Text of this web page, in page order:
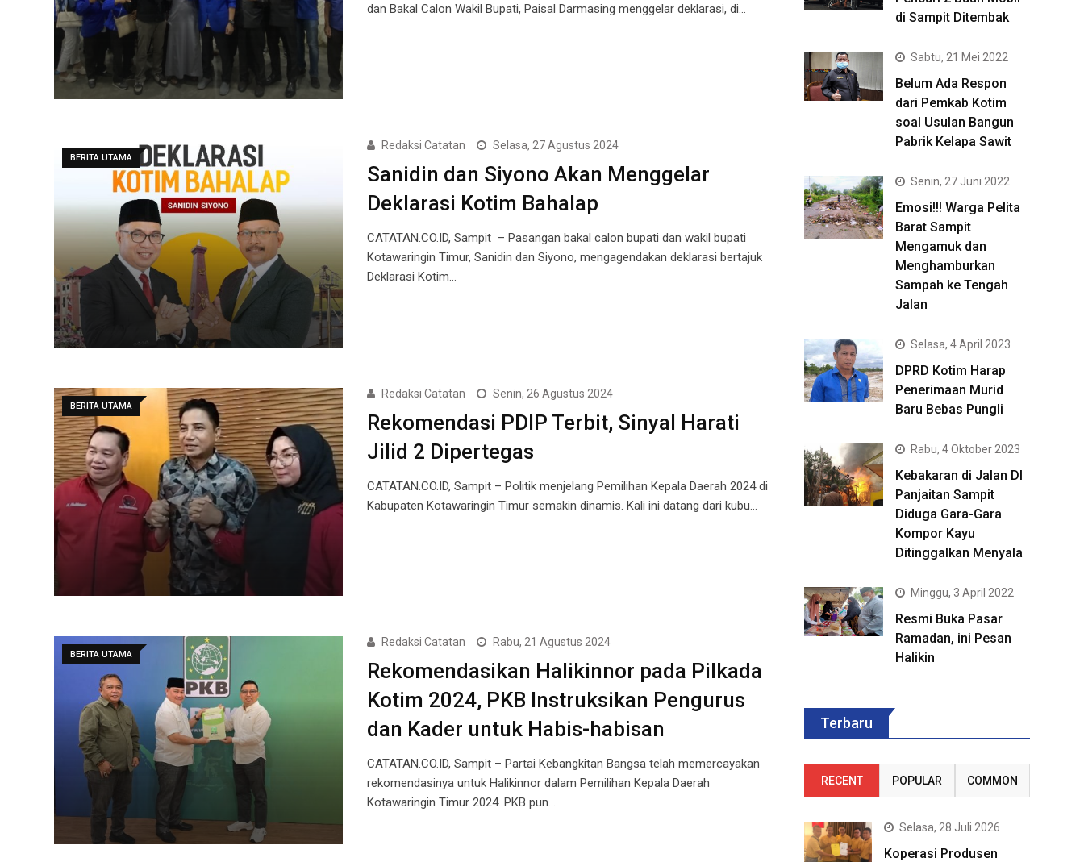
dan Bakal Calon Wakil Bupati, Paisal Darmasing menggelar deklarasi, di…
BERITA UTAMA
Redaksi Catatan Selasa, 27 Agustus 2024
Sanidin dan Siyono Akan Menggelar
Deklarasi Kotim Bahalap
CATATAN.CO.ID, Sampit – Pasangan bakal calon bupati dan wakil bupati
Kotawaringin Timur, Sanidin dan Siyono, mengagendakan deklarasi bertajuk
Deklarasi Kotim…
BERITA UTAMA
Redaksi Catatan Senin, 26 Agustus 2024
Rekomendasi PDIP Terbit, Sinyal Harati
Jilid 2 Dipertegas
CATATAN.CO.ID, Sampit – Politik menjelang Pemilihan Kepala Daerah 2024 di
Kabupaten Kotawaringin Timur semakin dinamis. Kali ini datang dari kubu…
BERITA UTAMA
Redaksi Catatan Rabu, 21 Agustus 2024
Rekomendasikan Halikinnor pada Pilkada
Kotim 2024, PKB Instruksikan Pengurus
dan Kader untuk Habis-habisan
CATATAN.CO.ID, Sampit – Partai Kebangkitan Bangsa telah memercayakan
rekomendasinya untuk Halikinnor dalam Pemilihan Kepala Daerah
Kotawaringin Timur 2024. PKB pun…
di Sampit Ditembak
Sabtu, 21 Mei 2022
Belum Ada Respon
dari Pemkab Kotim
soal Usulan Bangun
Pabrik Kelapa Sawit
Senin, 27 Juni 2022
Emosi!!! Warga Pelita
Barat Sampit
Mengamuk dan
Menghamburkan
Sampah ke Tengah
Jalan
Selasa, 4 April 2023
DPRD Kotim Harap
Penerimaan Murid
Baru Bebas Pungli
Rabu, 4 Oktober 2023
Kebakaran di Jalan DI
Panjaitan Sampit
Diduga Gara-Gara
Kompor Kayu
Ditinggalkan Menyala
Minggu, 3 April 2022
Resmi Buka Pasar
Ramadan, ini Pesan
Halikin
Terbaru
RECENT POPULAR COMMON
Selasa, 28 Juli 2026
Koperasi Produsen